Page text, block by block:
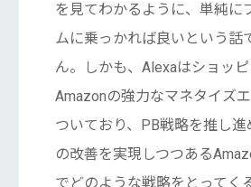
を見てわかるように、単純に
ムに乗っかれば良いという話
ん。しかも、Alexaはショッ
Amazonの強力なマネタイズ
ついており、PB戦略を推し
の改善を実現しつつある
でどのような戦略をとってく